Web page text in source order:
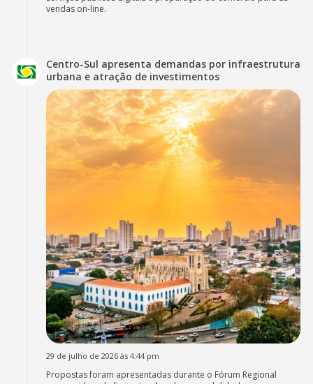
vendas on-line.
Centro-Sul apresenta demandas por infraestrutura
urbana e atração de investimentos
29 de julho de 2026 às 4:44 pm
Propostas foram apresentadas durante o Fórum Regional